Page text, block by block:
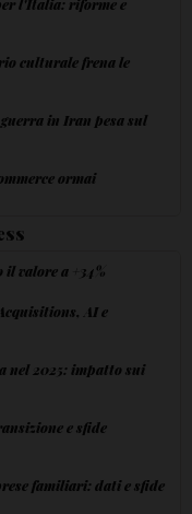
culturale frena le
in Iran pesa sul
ormai
valore a +34%
AI e
nel 2025: impatto sui
e sfide
familiari: dati e sfide